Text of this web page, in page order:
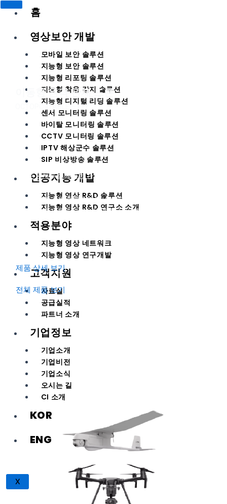
홈
영상보안 개발
모바일 보안 솔루션
지능형 보안 솔루션
지능형 리포팅 솔루션
지능형 착용 감지 솔루션
지능형 디지털 리딩 솔루션
센서 모니터링 솔루션
바이탈 모니터링 솔루션
CCTV 모니터링 솔루션
IPTV 해상군수 솔루션
SIP 비상방송 솔루션
인공지능 개발
지능형 영상 R&D 솔루션
지능형 영상 R&D 연구소 소개
적용분야
지능형 영상 네트워크
지능형 영상 연구개발
고객지원
자료실
공급실적
파트너 소개
기업정보
기업소개
기업비전
기업소식
오시는 길
CI 소개
KOR
ENG
X
이동형 원격 관제 드론
OCTOPORTABLE – FLY
– 실시간 촬영 · 원격지 관제
– 기존 관제와 함께 통합 관제 연결 가능
– OCTOPUS 서버 활용으로 무선 스트리밍 안정성 지원
– 자사 다른 제품과 결합하여 관제 운용면에서 최대 효과 창출
제품 상세 보기
전체 제품 보기